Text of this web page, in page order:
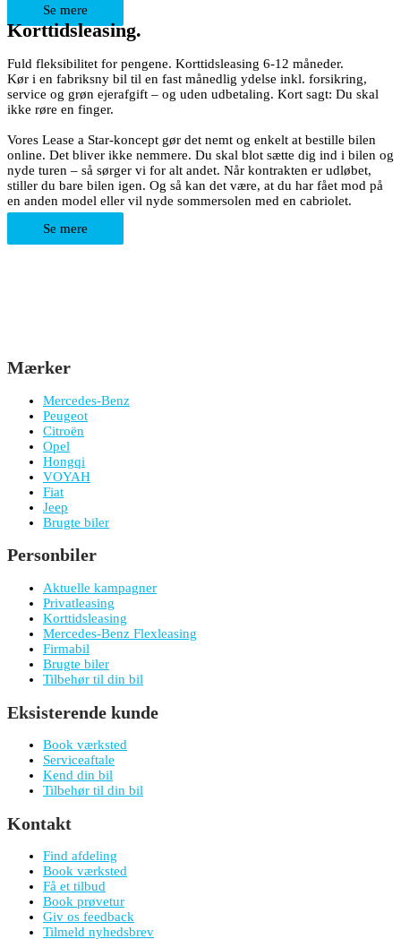
Se mere
Korttidsleasing.
Fuld fleksibilitet for pengene. Korttidsleasing 6-12 måneder.
Kør i en fabriksny bil til en fast månedlig ydelse inkl. forsikring,
service og grøn ejerafgift – og uden udbetaling. Kort sagt: Du skal
ikke røre en finger.
Vores Lease a Star-koncept gør det nemt og enkelt at bestille bilen
online. Det bliver ikke nemmere. Du skal blot sætte dig ind i bilen og
nyde turen – så sørger vi for alt andet. Når kontrakten er udløbet,
stiller du bare bilen igen. Og så kan det være, at du har fået mod på
en anden model eller vil nyde sommersolen med en cabriolet.
Se mere
Mærker
Mercedes-Benz
Peugeot
Citroën
Opel
Hongqi
VOYAH
Fiat
Jeep
Brugte biler
Personbiler
Aktuelle kampagner
Privatleasing
Korttidsleasing
Mercedes-Benz Flexleasing
Firmabil
Brugte biler
Tilbehør til din bil
Eksisterende kunde
Book værksted
Serviceaftale
Kend din bil
Tilbehør til din bil
Kontakt
Find afdeling
Book værksted
Få et tilbud
Book prøvetur
Giv os feedback
Tilmeld nyhedsbrev